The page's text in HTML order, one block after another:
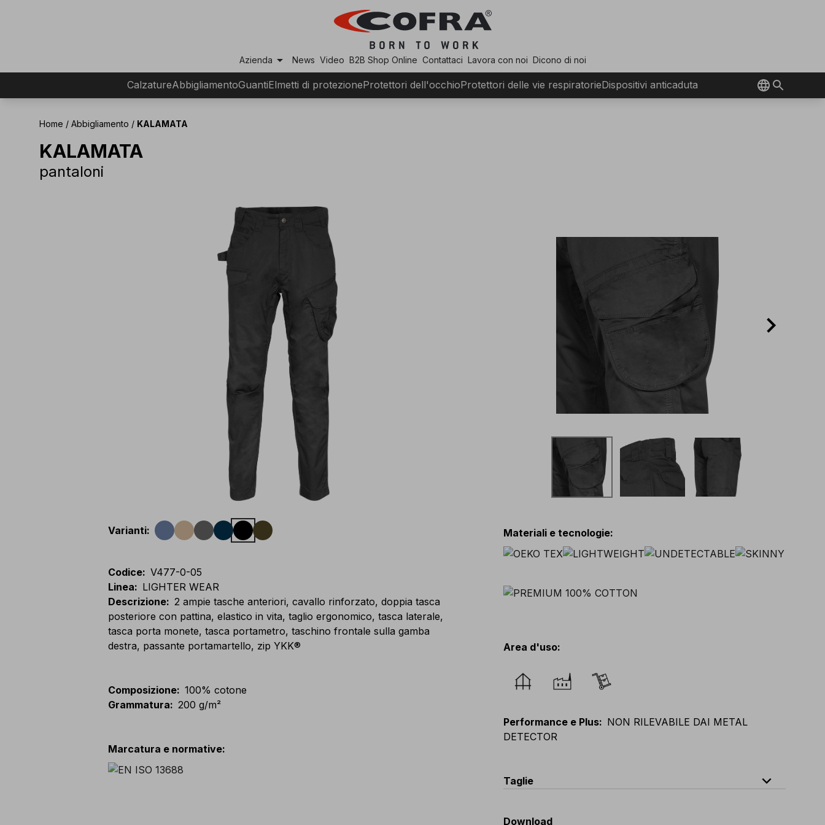
Azienda arrow_drop_down News Video B2B Shop Online Contattaci Lavora con noi Dicono di noi
CalzatureAbbigliamentoGuantiElmetti di protezioneProtettori dell'occhioProtettori delle vie respiratorieDispositivi anticaduta
Home / Abbigliamento / KALAMATA
KALAMATA
pantaloni
Varianti:
Codice: V477-0-05
Linea: LIGHTER WEAR
Descrizione: 2 ampie tasche anteriori, cavallo rinforzato, doppia tasca
posteriore con pattina, elastico in vita, taglio ergonomico, tasca laterale,
tasca porta monete, tasca portametro, taschino frontale sulla gamba
destra, passante portamartello, zip YKK®
Composizione: 100% cotone
Grammatura: 200 g/m²
Marcatura e normative:
Materiali e tecnologie:
Area d'uso:
Performance e Plus: NON RILEVABILE DAI METAL
DETECTOR
Taglie expand_less
Download